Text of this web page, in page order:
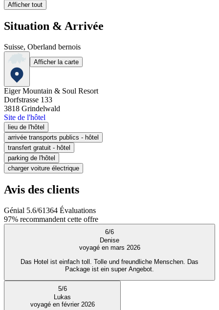
Afficher tout
Situation & Arrivée
Suisse, Oberland bernois
Afficher la carte
Eiger Mountain & Soul Resort
Dorfstrasse 133
3818 Grindelwald
Site de l'hôtel
lieu de l'hôtel
arrivée transports publics - hôtel
transfert gratuit - hôtel
parking de l'hôtel
charger voiture électrique
Avis des clients
Génial 5.6/61364 Évaluations
97% recommandent cette offre
6/6
Denise
voyagé en mars 2026
Das Hotel ist einfach toll. Tolle und freundliche Menschen. Das
Package ist ein super Angebot.
5/6
Lukas
voyagé en février 2026